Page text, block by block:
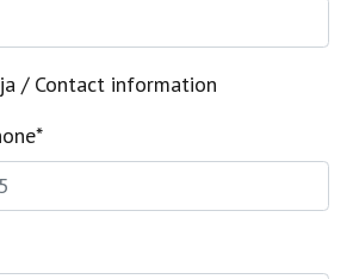
/ Contact information
*